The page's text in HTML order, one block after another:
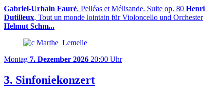
Gabriel-Urbain Fauré, Pelléas et Mélisande. Suite op. 80 Henri
Dutilleux, Tout un monde lointain für Violoncello und Orchester
Helmut Schm...
Montag 7. Dezember 2026 20:00 Uhr
3. Sinfoniekonzert